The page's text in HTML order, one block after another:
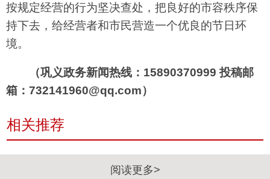
按规定经营的行为坚决查处，把良好的市容秩序保
持下去，给经营者和市民营造一个优良的节日环
境。
（巩义政务新闻热线：15890370999 投稿邮
箱：732141960@qq.com）
相关推荐
阅读更多>